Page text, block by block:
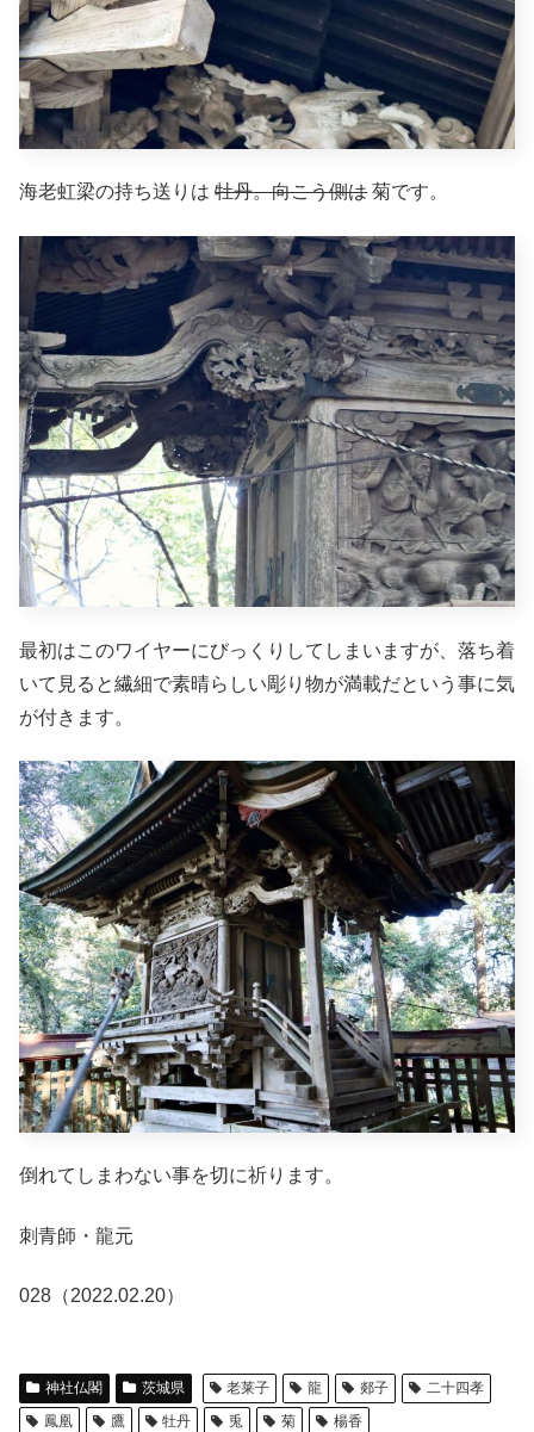
海老虹梁の持ち送りは 牡丹。向こう側は 菊です。
最初はこのワイヤーにびっくりしてしまいますが、落ち着
いて見ると繊細で素晴らしい彫り物が満載だという事に気
が付きます。
倒れてしまわない事を切に祈ります。
刺青師・龍元
028（2022.02.20）
神社仏閣 茨城県 老莱子 龍 郯子
二十四孝
鳳凰
鷹 牡丹 兎 菊 楊香